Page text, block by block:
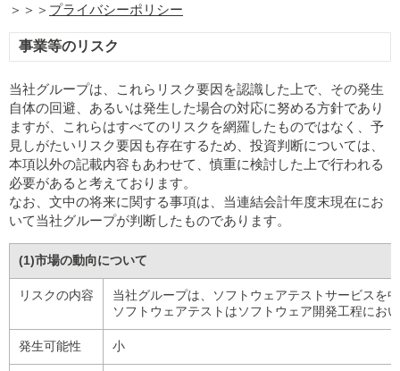
＞＞＞ プライバシーポリシー
事業等のリスク
当社グループは、これらリスク要因を認識した上で、その発生
自体の回避、あるいは発生した場合の対応に努める方針であり
ますが、これらはすべてのリスクを網羅したものではなく、予
見しがたいリスク要因も存在するため、投資判断については、
本項以外の記載内容もあわせて、慎重に検討した上で行われる
必要があると考えております。
なお、文中の将来に関する事項は、当連結会計年度末現在にお
いて当社グループが判断したものであります。
(1)市場の動向について
リスクの内容
当社グループは、ソフトウェアテストサービスを
ソフトウェアテストはソフトウェア開発工程にお
発生可能性 小